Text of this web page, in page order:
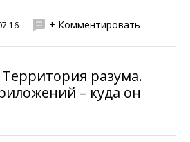
+ Комментировать
разума.
– куда он